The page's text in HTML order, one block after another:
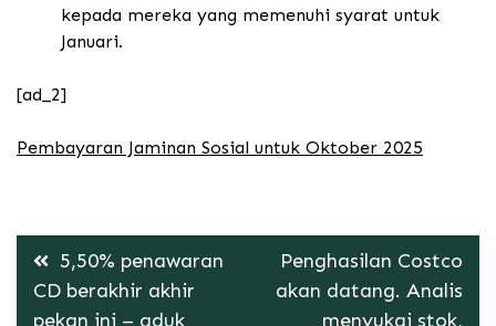
kepada mereka yang memenuhi syarat untuk
Januari.
[ad_2]
Pembayaran Jaminan Sosial untuk Oktober 2025
Post
navigation
5,50% penawaran
CD berakhir akhir
pekan ini – aduk
Penghasilan Costco
akan datang. Analis
menyukai stok,